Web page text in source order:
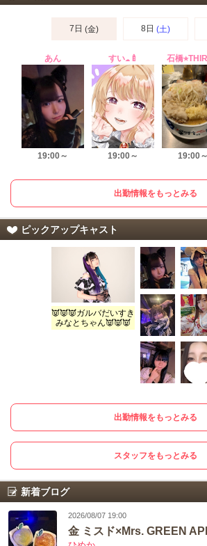
7日 (金) 8日 (土)
あん
19:00～
すい☁️🍼
19:00～ 19:00～
出勤情報をもっとみる
ピックアップキャスト
👿👿👿ガルバだいすき
みなとちゃん👿👿👿
出勤情報をもっとみる
スタッフをもっとみる
新着ブログ
2026/08/07 19:00
金 ミスド×Mrs. GREEN